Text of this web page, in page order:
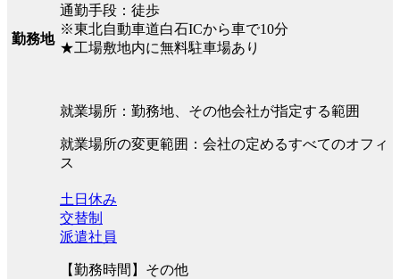
勤務地
通勤手段：徒歩
※東北自動車道白石ICから車で10分
★工場敷地内に無料駐車場あり
就業場所：勤務地、その他会社が指定する範囲
就業場所の変更範囲：会社の定めるすべてのオフィ
ス
土日休み
交替制
派遣社員
【勤務時間】その他